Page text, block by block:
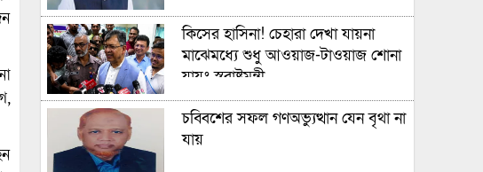
কিসের হাসিনা! চেহারা দেখা যায়না
মাঝেমধ্যে শুধু আওয়াজ-টাওয়াজ শোনা
যায়ঃ স্বরাষ্ট্রমন্ত্রী
চব্বিশের সফল গণঅভ্যুত্থান যেন বৃথা না
যায়